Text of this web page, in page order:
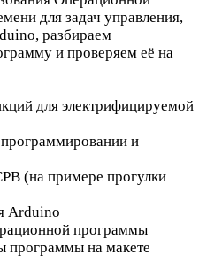
для задач управления,
разбираем
и проверяем её на
для электрифицируемой
и
(на примере прогулки
Arduino
программы
программы на макете